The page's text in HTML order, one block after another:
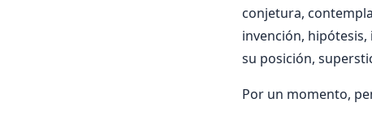
conjetura,
invención,
su posición,
Por un momento,